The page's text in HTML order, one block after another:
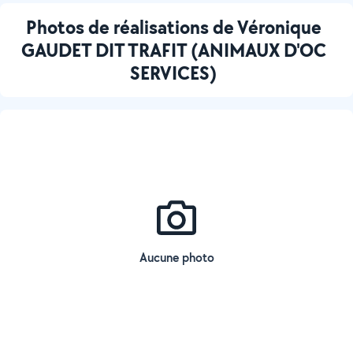
Photos de réalisations de Véronique
GAUDET DIT TRAFIT (ANIMAUX D'OC
SERVICES)
Aucune photo